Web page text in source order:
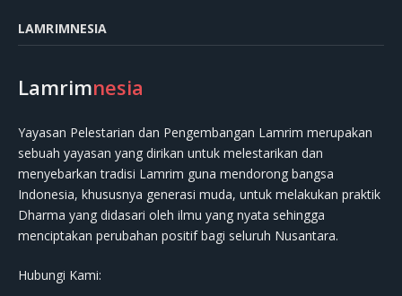
LAMRIMNESIA
Lamrimnesia
Yayasan Pelestarian dan Pengembangan Lamrim merupakan
sebuah yayasan yang dirikan untuk melestarikan dan
menyebarkan tradisi Lamrim guna mendorong bangsa
Indonesia, khususnya generasi muda, untuk melakukan praktik
Dharma yang didasari oleh ilmu yang nyata sehingga
menciptakan perubahan positif bagi seluruh Nusantara.
Hubungi Kami: